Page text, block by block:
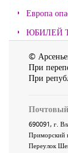
Европа
ЮБИЛЕЙ
©
При
При
Почтовый
690091, г.
Приморский
Переулок